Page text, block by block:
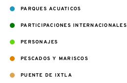
PARQUES ACUATICOS
PARTICIPACIONES INTERNACIONALES
PERSONAJES
PESCADOS Y MARISCOS
PUENTE DE IXTLA